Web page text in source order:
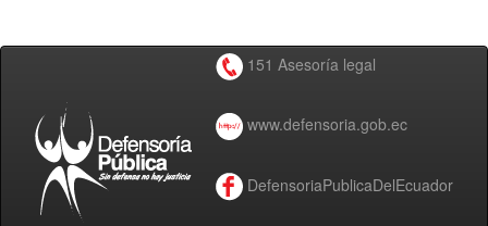
151 Asesoría legal
www.defensoria.gob.ec
DefensoriaPublicaDelEcuador